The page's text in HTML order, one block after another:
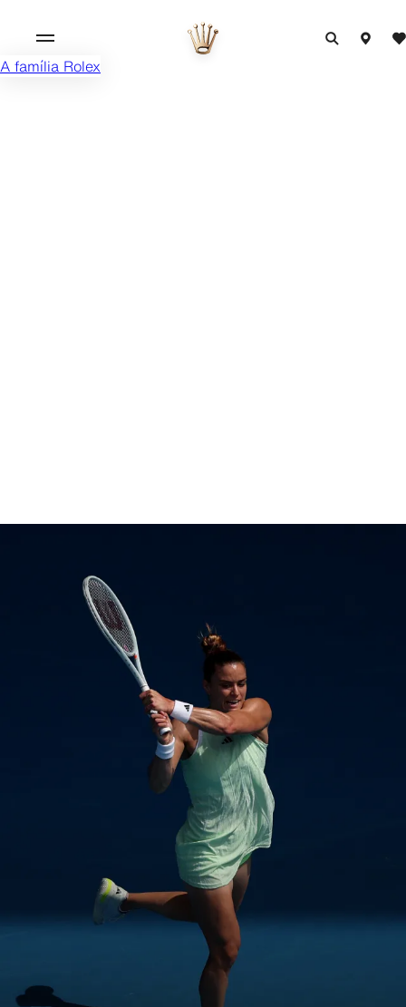
A família Rolex